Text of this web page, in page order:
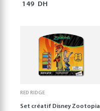
149 DH
RED RIDGE
Set créatif Disney Zootopia